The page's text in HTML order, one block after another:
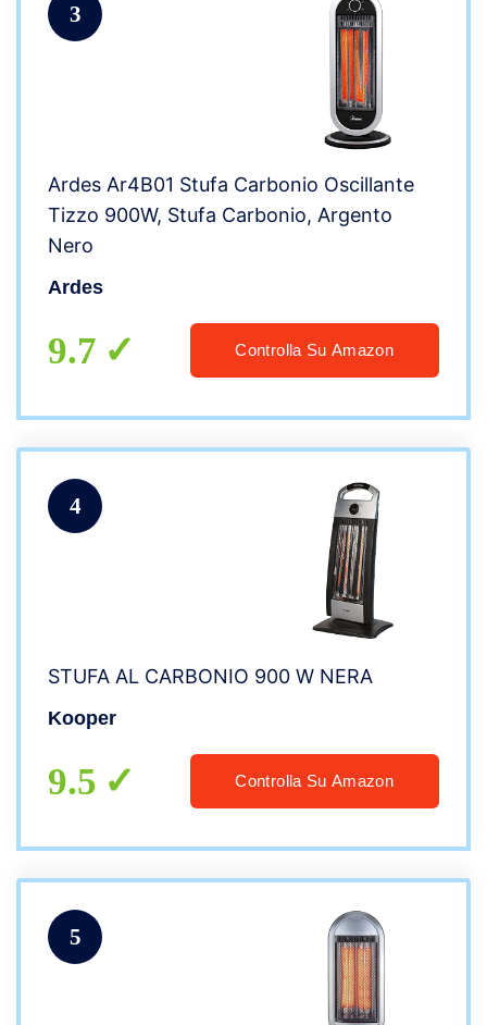
3
Ardes Ar4B01 Stufa Carbonio Oscillante
Tizzo 900W, Stufa Carbonio, Argento
Nero
Ardes
9.7 Controlla Su Amazon
4
STUFA AL CARBONIO 900 W NERA
Kooper
9.5 Controlla Su Amazon
5